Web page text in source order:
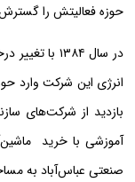
حوزه فعالیتش را گسترش
در سال ۱۳۸۴ با